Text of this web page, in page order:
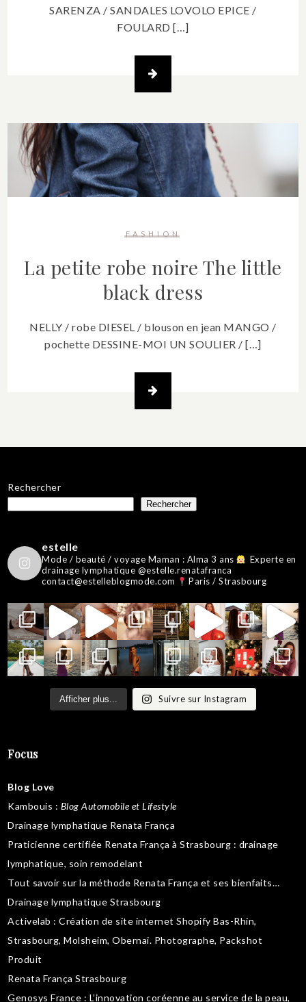
SARENZA / SANDALES LOVOLO EPICE /
FOULARD […]
FASHION
La petite robe noire The little
black dress
NELLY / robe DIESEL / blouson en jean MANGO /
pochette DESSINE-MOI UN SOULIER / […]
Rechercher
Rechercher
estelle
Mode / beauté / voyage Maman : Alma 3 ans
Experte en
drainage lymphatique @estelle.renatafranca
contact@estelleblogmode.com
Paris / Strasbourg
Afficher plus... Suivre sur Instagram
Focus
Blog Love
Kambouis : Blog Automobile et Lifestyle
Drainage lymphatique Renata França
Praticienne certifiée Renata França à Strasbourg : drainage
lymphatique, soin remodelant
Tout savoir sur la méthode Renata França et ses bienfaits…
Drainage lymphatique Strasbourg
Activelab : Création de site internet Shopify Bas-Rhin,
Strasbourg, Molsheim, Obernai. Photographe, Packshot
Produit
Renata França Strasbourg
Genosys France : L’innovation coréenne au service de la peau,